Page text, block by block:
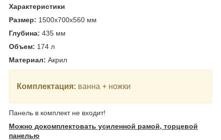
Характеристики
Размер: 1500x700x560 мм
Глубина: 435 мм
Объем: 174 л
Материал: Акрил
Комплектация: ванна + ножки
Панель в комплект не входит!
Можно докомплектовать усиленной рамой, торцевой
панелью